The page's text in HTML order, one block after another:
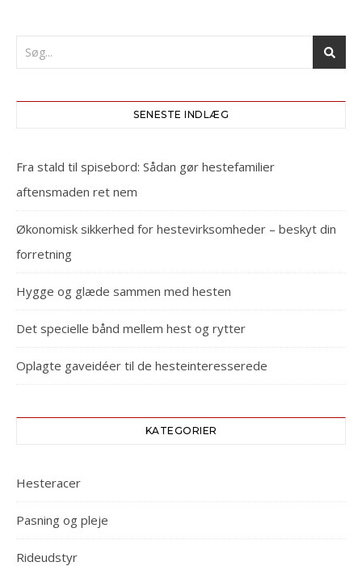
SENESTE INDLÆG
Fra stald til spisebord: Sådan gør hestefamilier
aftensmaden ret nem
Økonomisk sikkerhed for hestevirksomheder – beskyt din
forretning
Hygge og glæde sammen med hesten
Det specielle bånd mellem hest og rytter
Oplagte gaveidéer til de hesteinteresserede
KATEGORIER
Hesteracer
Pasning og pleje
Rideudstyr